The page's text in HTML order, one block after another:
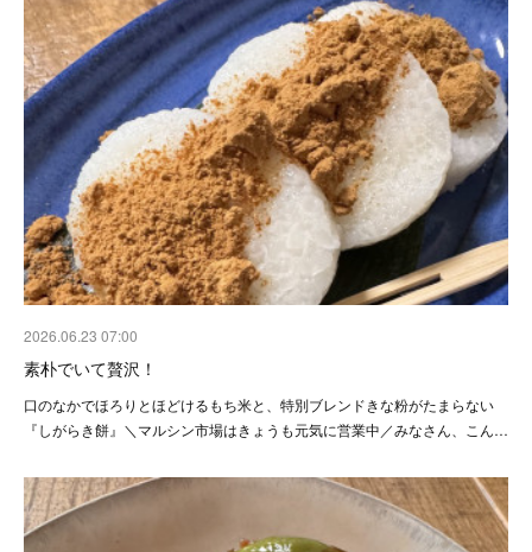
2026.06.23 07:00
素朴でいて贅沢！
口のなかでほろりとほどけるもち米と、特別ブレンドきな粉がたまらない
『しがらき餅』＼マルシン市場はきょうも元気に営業中／みなさん、こん…